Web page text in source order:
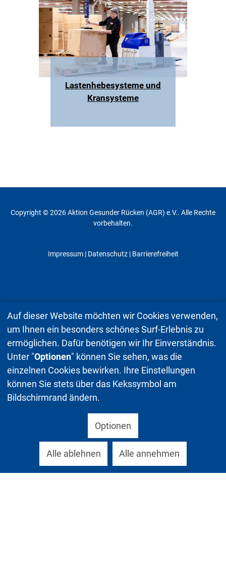
Lastenhebesysteme und
Kransysteme
Copyright © 2026 Aktion Gesunder Rücken (AGR) e.V.. Alle Rechte
vorbehalten.
Impressum| Datenschutz| Barrierefreiheit
Auf dieser Website möchten wir Cookies verwenden,
um Ihnen ein besonders schönes Surf-Erlebnis zu
ermöglichen. Dafür benötigen wir Ihr Einverständnis.
Unter "Optionen" können Sie sehen, was die
einzelnen Cookies bewirken. Ihre Einstellungen
können Sie stets über das Kekssymbol am
Bildschirmrand ändern.
Optionen
Alle ablehnen Alle annehmen